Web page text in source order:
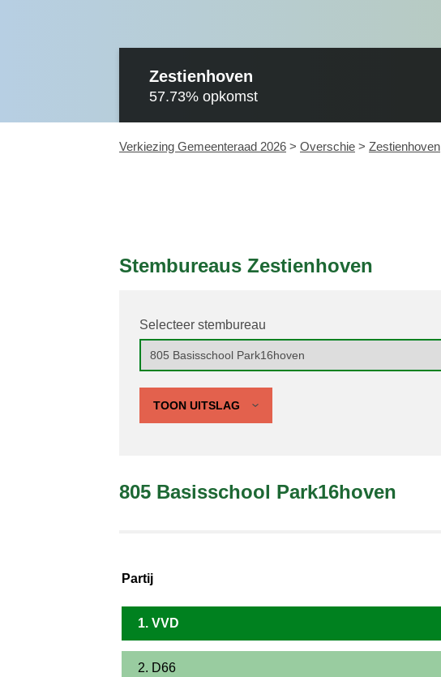
Zestienhoven
57.73% opkomst
Verkiezing Gemeenteraad 2026 > Overschie > Zestienhoven
Stembureaus Zestienhoven
Selecteer stembureau
TOON UITSLAG
805 Basisschool Park16hoven
Partij
1. VVD
2. D66